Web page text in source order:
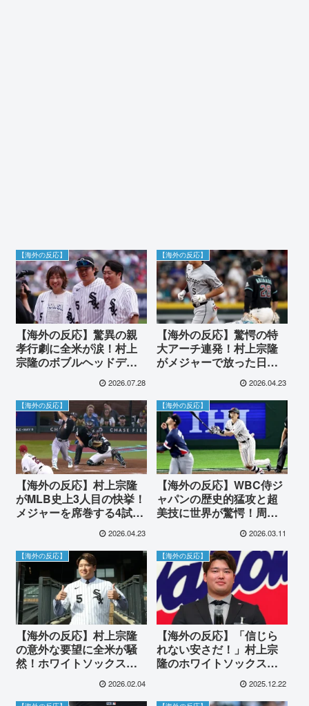
【海外の反応】
【海外の反応】驚異の親
孝行劇に全米が涙！村上
宗隆のボブルヘッドデー
に両親が始球式、その直
後に2打席連続ホームラン
の大暴れ
2026.07.28
【海外の反応】
【海外の反応】驚愕の特
大アーチ連発！村上宗隆
がメジャーで放った日本
人最長の5試合連続ホーム
ランに世界が騒然 2026.04.23
【海外の反応】
【海外の反応】村上宗隆
がMLB史上3人目の快挙！
メジャーを席巻する4試合
連続ホームランに全米が
2026.04.23
【海外の反応】
【海外の反応】WBC侍ジ
ャパンの歴史的猛攻と超
美技に世界が驚愕！周東
佑京の3ラン＆神キャッチ
と10点ビッグイニング2026.03.11
【海外の反応】
【海外の反応】村上宗隆
の意外な要望に全米が騒
然！ホワイトソックスが
即決した日本式設備の導
入に「人類最高の発明2026.02.04
【海外の反応】
【海外の反応】「信じら
れない安さだ！」村上宗
隆のホワイトソックス移
籍に現地ファン大興奮！
「神がサウスサイドにや
2025.12.22